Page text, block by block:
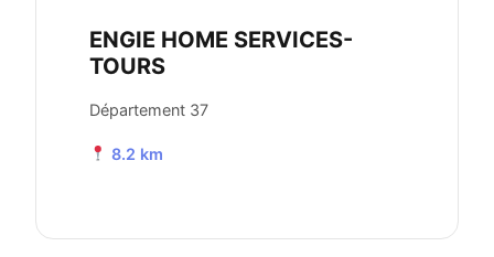
ENGIE HOME SERVICES-
TOURS
Département 37
8.2 km